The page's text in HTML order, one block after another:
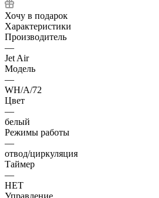
Хочу в подарок
Характеристики
Производитель
—
Jet Air
Модель
—
WH/A/72
Цвет
—
белый
Режимы работы
—
отвод/циркуляция
Таймер
—
НЕТ
Управление